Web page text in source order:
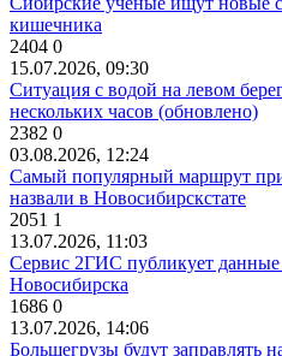
кишечника
2404 0
15.07.2026, 09:30
Ситуация с водой на левом
нескольких часов (обновлено)
2382 0
03.08.2026, 12:24
Самый популярный маршрут
назвали в Новосибирскстате
2051 1
13.07.2026, 11:03
Сервис 2ГИС публикует
Новосибирска
1686 0
13.07.2026, 14:06
Большегрузы будут заправлять